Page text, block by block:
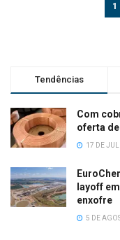
1
Tendências
Com
oferta
17 DE
layoff
enxofre
5 DE